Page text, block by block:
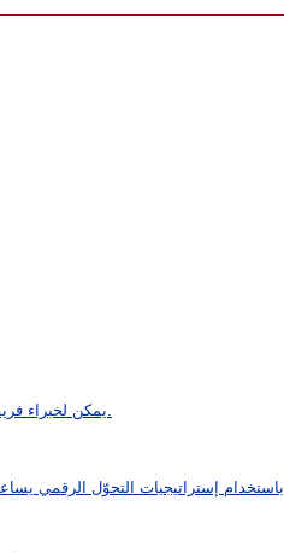
يمكن لخبراء فريقنا إنشاء تطبيقات ومنصات ومنتجات مخصصة لتلبية متطلبات عملك أو مشروعك الجديد.
باستخدام إستراتيجيات التحوّل الرقمي يساعدك خبرائنا بخبرة اكثر من ١٥